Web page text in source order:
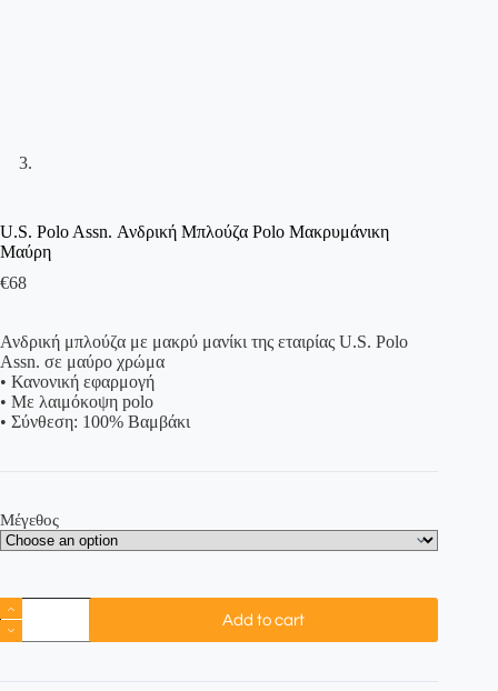
U.S. Polo Assn. Ανδρική Μπλούζα Polo Μακρυμάνικη
Μαύρη
€68
Ανδρική μπλούζα με μακρύ μανίκι της εταιρίας U.S. Polo
Assn. σε μαύρο χρώμα
• Κανονική εφαρμογή
• Με λαιμόκοψη polo
• Σύνθεση: 100% Βαμβάκι
Μέγεθος
Add to cart